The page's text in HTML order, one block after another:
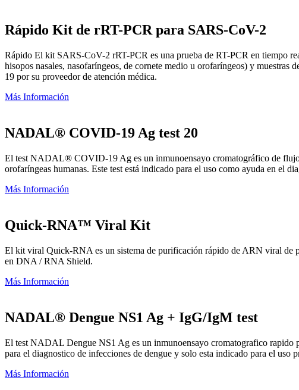
Rápido Kit de rRT-PCR para SARS-CoV-2
Rápido El kit SARS-CoV-2 rRT-PCR es una prueba de RT-PCR en tiempo
hisopos nasales, nasofaríngeos, de cornete medio u orofaríngeos) y
19 por su proveedor de atención médica.
Más Información
NADAL® COVID-19 Ag test 20
El test NADAL® COVID-19 Ag es un inmunoensayo cromatográfico de flujo
orofaríngeas humanas. Este test está indicado para el uso como ayuda en el
Más Información
Quick-RNA™ Viral Kit
El kit viral Quick-RNA es un sistema de purificación rápido de ARN viral de
en DNA / RNA Shield.
Más Información
NADAL® Dengue NS1 Ag + IgG/IgM test
El test NADAL Dengue NS1 Ag es un inmunoensayo cromatografico rapido
para el diagnostico de infecciones de dengue y solo esta indicado para el uso
Más Información